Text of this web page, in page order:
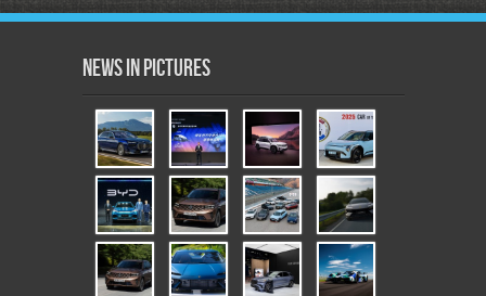
News in Pictures